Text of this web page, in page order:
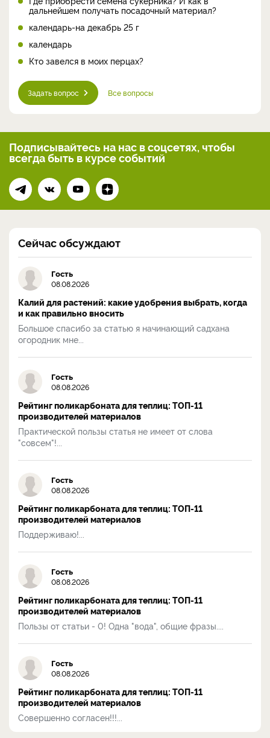
дальнейшем получать посадочный материал?
календарь-на декабрь 25 г
календарь
Кто завелся в моих перцах?
Задать вопрос Все вопросы
Подписывайтесь на нас в соцсетях, чтобы
всегдабыть в курсе событий
Сейчас обсуждают
Гость
08.08.2026
Калий для растений: какие удобрения выбрать, когда
и как правильно вносить
Большое спасибо за статью я начинающий садхана
огородник мне...
Гость
08.08.2026
Рейтинг поликарбоната для теплиц: ТОП-11
производителей материалов
Практической пользы статья не имеет от слова
"совсем"!...
Гость
08.08.2026
Рейтинг поликарбоната для теплиц: ТОП-11
производителей материалов
Поддерживаю!...
Гость
08.08.2026
Рейтинг поликарбоната для теплиц: ТОП-11
производителей материалов
Пользы от статьи - 0! Одна "вода", общие фразы....
Гость
08.08.2026
Рейтинг поликарбоната для теплиц: ТОП-11
производителей материалов
Совершенно согласен!!!...